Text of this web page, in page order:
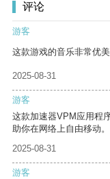
评论
游客
这款游戏的音乐非常优
2025-08-31
游客
这款加速器VPM应用程
助你在网络上自由移动。
2025-08-31
游客